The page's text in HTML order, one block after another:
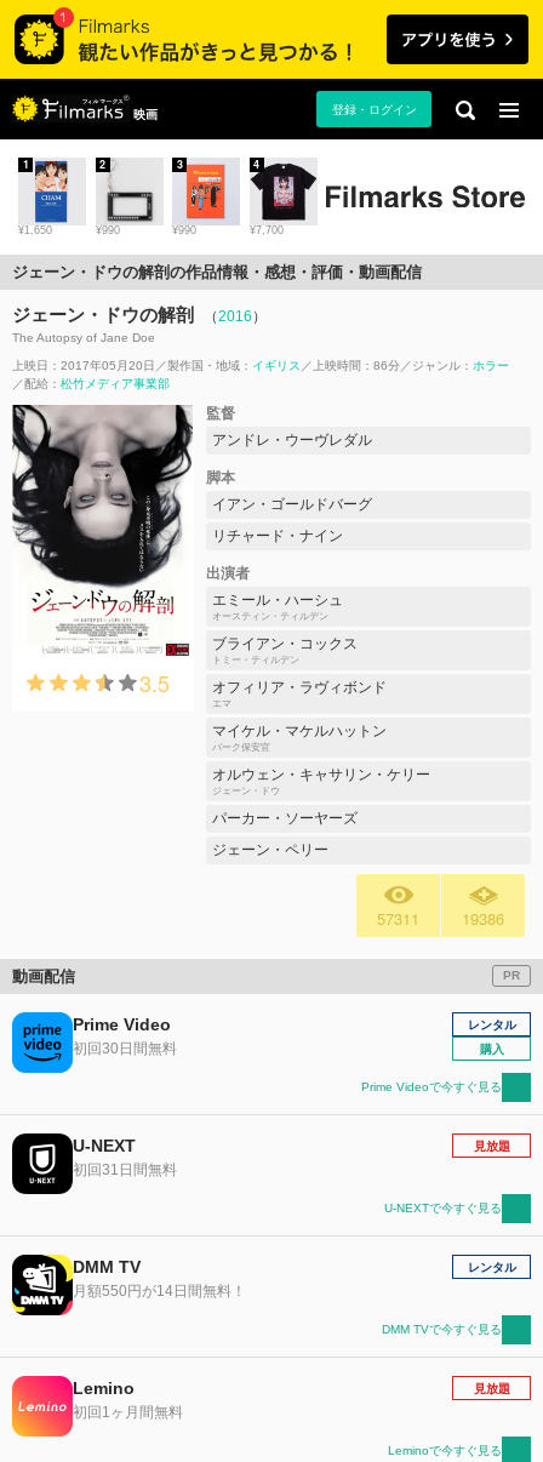
映画 登録・ログイン
¥1,650
1
¥990
2
¥990
3
¥7,700
4
ジェーン・ドウの解剖の作品情報・感想・評価・動画配信
ジェーン・ドウの解剖 （2016 ）
The Autopsy of Jane Doe
上映日：2017年05月20日 製作国・地域： イギリス 上映時間：86分 ジャンル： ホラー
配給： 松竹メディア事業部
3.5
監督
アンドレ・ウーヴレダル
脚本
イアン・ゴールドバーグ
リチャード・ナイン
出演者
エミール・ハーシュ
オースティン・ティルデン
ブライアン・コックス
トミー・ティルデン
オフィリア・ラヴィボンド
エマ
マイケル・マケルハットン
バーク保安官
オルウェン・キャサリン・ケリー
ジェーン・ドウ
パーカー・ソーヤーズ
ジェーン・ペリー
57311 19386
動画配信 PR
Prime Video
初回30日間無料
レンタル
購入
Prime Videoで今すぐ見る
U-NEXT
初回31日間無料
見放題
U-NEXTで今すぐ見る
DMM TV
月額550円が14日間無料！
レンタル
DMM TVで今すぐ見る
Lemino
初回1ヶ月間無料
見放題
Leminoで今すぐ見る